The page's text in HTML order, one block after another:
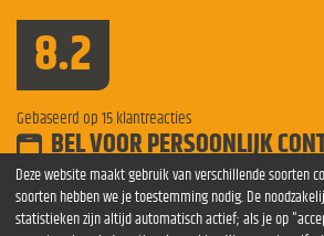
8.2
Gebaseerd op 15 klantreacties
BEL VOOR PERSOONLIJK
Bel voor meer informatie0854 841275
folders Folderverspreiding Apeldoorn
Deze website maakt gebruik van verschillende soorten
soorten hebben we je toestemming nodig. De
statistieken zijn altijd automatisch actief; als je op